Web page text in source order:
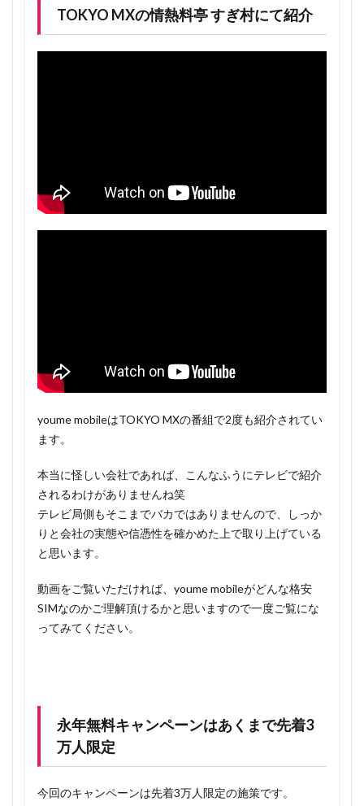
TOKYO MXの情熱料亭 すぎ村にて紹介
youme mobileはTOKYO MXの番組で2度も紹介されてい
ます。
本当に怪しい会社であれば、こんなふうにテレビで紹介
されるわけがありませんね笑
テレビ局側もそこまでバカではありませんので、しっか
りと会社の実態や信憑性を確かめた上で取り上げている
と思います。
動画をご覧いただければ、youme mobileがどんな格安
SIMなのかご理解頂けるかと思いますので一度ご覧にな
ってみてください。
永年無料キャンペーンはあくまで先着3
万人限定
今回のキャンペーンは先着3万人限定の施策です。